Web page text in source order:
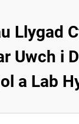
Llygad
Uwch i
a Lab